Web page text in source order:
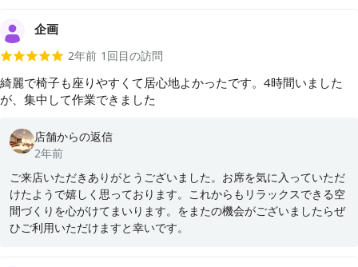
企画
2年前 1 回目の訪問
綺麗で椅子も座りやすくて居心地よかったです。4時間いました
が、集中して作業できました
店舗からの返信
2年前
ご来店いただきありがとうございました。お席を気に入っていただ
けたようで嬉しく思っております。これからもリラックスできる空
間づくりを心がけてまいります。をまたの機会がございましたらぜ
ひご利用いただけますと幸いです。